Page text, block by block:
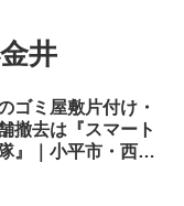
井
ゴミ屋敷片付け・
撤去は『スマート
』｜小平市・西東